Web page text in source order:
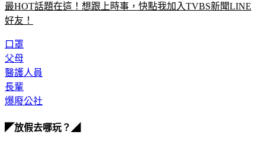
最HOT話題在這！想跟上時事，快點我加入TVBS新聞LINE
好友！
口罩
父母
醫護人員
長輩
爆廢公社
◤放假去哪玩？◢